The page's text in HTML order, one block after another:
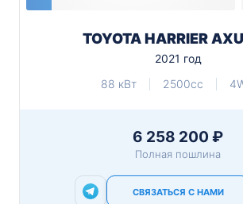
TOYOTA HARRIER
2021 год
88 кВт
2500cc
6 258 200 ₽
Полная пошлина
СВЯЗАТЬСЯ С НАМИ